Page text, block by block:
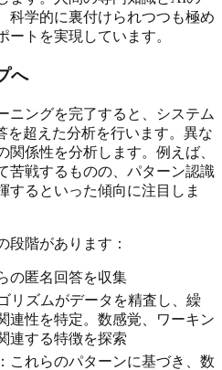
科学的に裏付けられつつも極め
トを実現しています。
へ
ニングを完了すると、システム
を超えた分析を行います。異な
関係性を分析します。例えば、
苦戦するものの、パターン認識
するといった傾向に注目しま
段階があります：
の匿名回答を収集
リズムがデータを精査し、繰
連性を特定。数感覚、ワーキン
連する特徴を探索
これらのパターンに基づき、数